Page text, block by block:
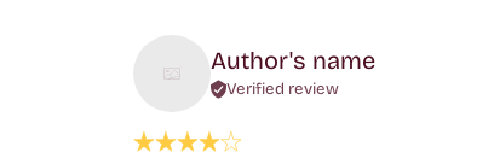
Author's name
Verified review